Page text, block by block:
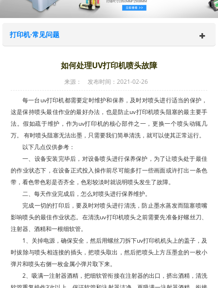
打印机·常见问题
如何处理UV打印机喷头故障
来源： 发布时间：2021-02-26
每一台uv打印机都需要定时维护和保养，及时对喷头进行适当的保护，
这是保持喷头最佳作业的最好办法，也是防止uv打印机喷头阻塞的最主要手
法。假如疏于维护，作为uv打印机的核心部件之一，更换一个喷头动辄几
万。 有时喷头阻塞无法出墨，只需要我们简单清洗，就可以使其正常运行。
以下几点仅供参考：
一、设备安装完毕后，对设备喷头进行保养保护，为了让喷头处于最佳
的作业状态下，在设备正式投入操作前尽可能多打一些画面或许打出一条色
带，看色带色彩是否齐全，色彩较淡时就说明喷头发生了故障。
二、每天作业完成后，怎么对喷头进行保养维护。
完成一切的打印后，要及时对喷头进行清洗，防止墨水蒸发而阻塞喷嘴
影响喷头的最佳作业状态。在清洗uv打印机喷头之前需要先准备好螺丝刀、
注射器、酒精和一根细软管。
1、关掉电源，确保安全，然后用螺丝刀拆下uv打印机机头上的盖子，及
时拔除与喷头相连接的插头，把喷头取出，然后把喷头上方压墨盒的一枚小
弹片和喷头右侧一枚金属小弹片取下来。
2、吸满一注射器酒精，把细软管衔接在注射器的出口，挤出酒精，清洗